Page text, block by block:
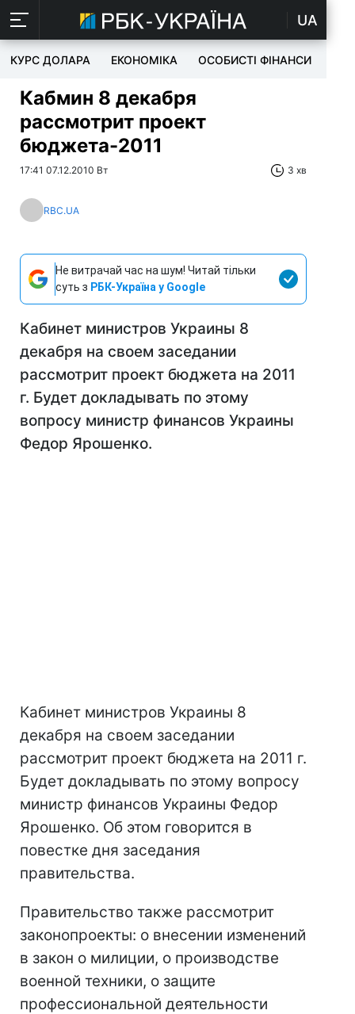
UA
КУРС ДОЛАРА ЕКОНОМІКА ОСОБИСТІ ФІНАНСИ
Кабмин 8 декабря
рассмотрит проект
бюджета-2011
17:41 07.12.2010 Вт 3 хв
RBC.UA
Не витрачай час на шум! Читай тільки
суть з РБК-Україна у Google
Кабинет министров Украины 8
декабря на своем заседании
рассмотрит проект бюджета на 2011
г. Будет докладывать по этому
вопросу министр финансов Украины
Федор Ярошенко.
Кабинет министров Украины 8
декабря на своем заседании
рассмотрит проект бюджета на 2011 г.
Будет докладывать по этому вопросу
министр финансов Украины Федор
Ярошенко. Об этом говорится в
повестке дня заседания
правительства.
Правительство также рассмотрит
законопроекты: о внесении изменений
в закон о милиции, о производстве
военной техники, о защите
профессиональной деятельности